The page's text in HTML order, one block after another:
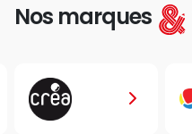
Nos marques